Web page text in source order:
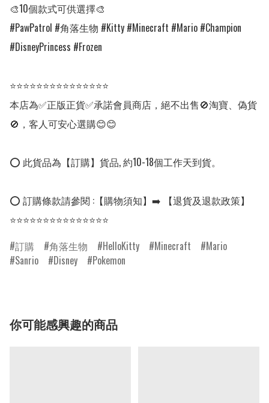
🎨10個款式可供選擇🎨
#PawPatrol #角落生物 #Kitty #Minecraft #Mario #Champion
#DisneyPrincess #Frozen
⭐⭐⭐⭐⭐⭐⭐⭐⭐⭐⭐⭐⭐⭐⭐
本店為✅正版正貨✅承諾會員商店，絕不出售🚫淘寶、偽貨
🚫，客人可安心選購😊😊
⭕ 此貨品為【訂購】貨品, 約10-18個工作天到貨。
⭕ 訂購條款請參閱 :【購物須知】➡️ 【退貨及退款政策】
⭐⭐⭐⭐⭐⭐⭐⭐⭐⭐⭐⭐⭐⭐⭐
訂購
角落生物 HelloKitty Minecraft
Mario
Sanrio
Disney Pokemon
你可能感興趣的商品